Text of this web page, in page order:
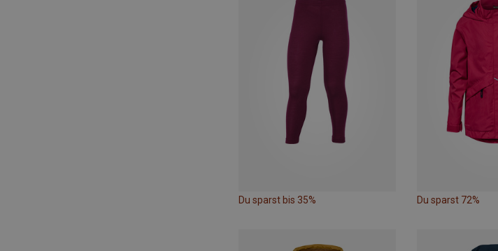
Du sparst bis 35% Du sparst 72%